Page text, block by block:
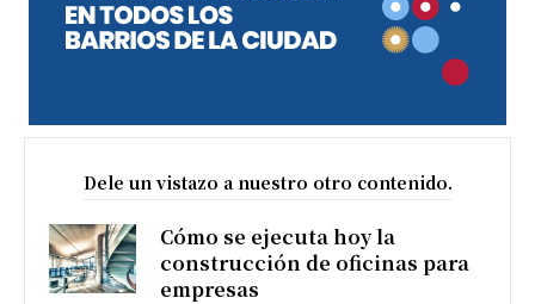
Dele un vistazo a nuestro otro contenido.
Cómo se ejecuta hoy la
construcción de oficinas para
empresas